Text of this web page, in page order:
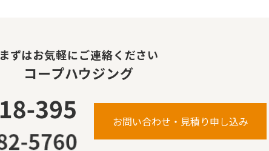
まずはお気軽にご連絡ください
コープハウジング
お問い合わせ・見積り申し込み